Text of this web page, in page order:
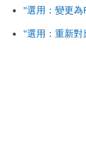
"選用：變更為
"選用：重新